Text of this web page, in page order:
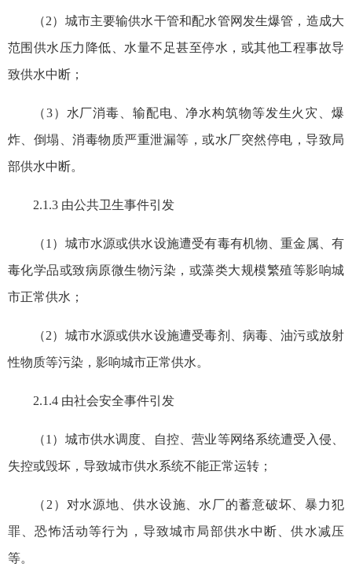
（2）城市主要输供水干管和配水管网发生爆管，造成大
范围供水压力降低、水量不足甚至停水，或其他工程事故导
致供水中断；
（3）水厂消毒、输配电、净水构筑物等发生火灾、爆
炸、倒塌、消毒物质严重泄漏等，或水厂突然停电，导致局
部供水中断。
2.1.3 由公共卫生事件引发
（1）城市水源或供水设施遭受有毒有机物、重金属、有
毒化学品或致病原微生物污染，或藻类大规模繁殖等影响城
市正常供水；
（2）城市水源或供水设施遭受毒剂、病毒、油污或放射
性物质等污染，影响城市正常供水。
2.1.4 由社会安全事件引发
（1）城市供水调度、自控、营业等网络系统遭受入侵、
失控或毁坏，导致城市供水系统不能正常运转；
（2）对水源地、供水设施、水厂的蓄意破坏、暴力犯
罪、恐怖活动等行为，导致城市局部供水中断、供水减压
等。